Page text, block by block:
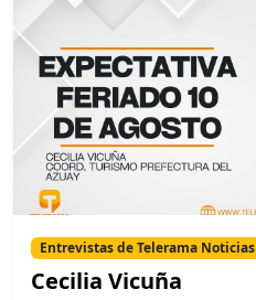
Entrevistas de Telerama Noticias
Cecilia Vicuña